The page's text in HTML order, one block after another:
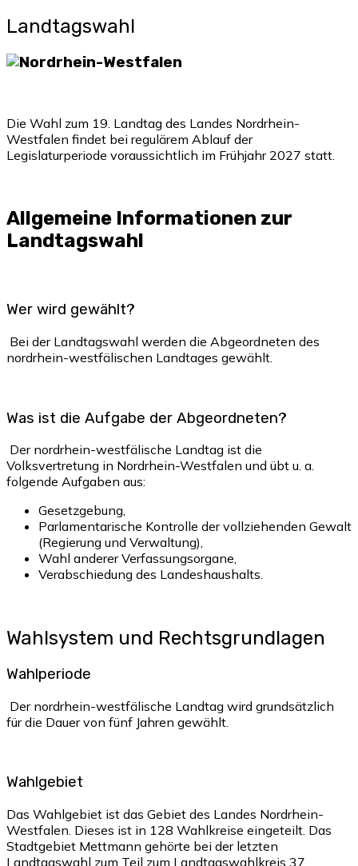
Landtagswahl
Die Wahl zum 19. Landtag des Landes Nordrhein-
Westfalen findet bei regulärem Ablauf der
Legislaturperiode voraussichtlich im Frühjahr 2027 statt.
Allgemeine Informationen zur
Landtagswahl
Wer wird gewählt?
Bei der Landtagswahl werden die Abgeordneten des
nordrhein-westfälischen Landtages gewählt.
Was ist die Aufgabe der Abgeordneten?
Der nordrhein-westfälische Landtag ist die
Volksvertretung in Nordrhein-Westfalen und übt u. a.
folgende Aufgaben aus:
Gesetzgebung,
Parlamentarische Kontrolle der vollziehenden Gewalt
(Regierung und Verwaltung),
Wahl anderer Verfassungsorgane,
Verabschiedung des Landeshaushalts.
Wahlsystem und Rechtsgrundlagen
Wahlperiode
Der nordrhein-westfälische Landtag wird grundsätzlich
für die Dauer von fünf Jahren gewählt.
Wahlgebiet
Das Wahlgebiet ist das Gebiet des Landes Nordrhein-
Westfalen. Dieses ist in 128 Wahlkreise eingeteilt. Das
Stadtgebiet Mettmann gehörte bei der letzten
Landtagswahl zum Teil zum Landtagswahlkreis 37